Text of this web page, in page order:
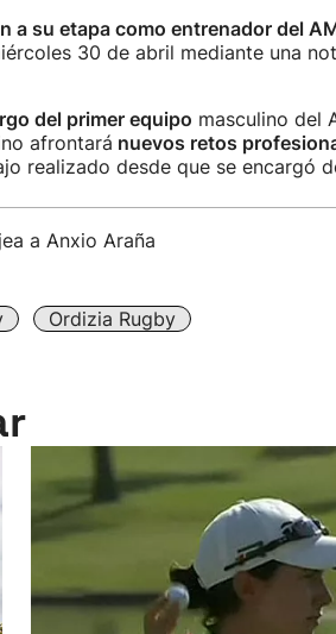
a su etapa como entrenador del
30 de abril mediante una
del primer equipo masculino del
afrontará nuevos retos
realizado desde que se encargó
a Anxio Araña
Ordizia Rugby